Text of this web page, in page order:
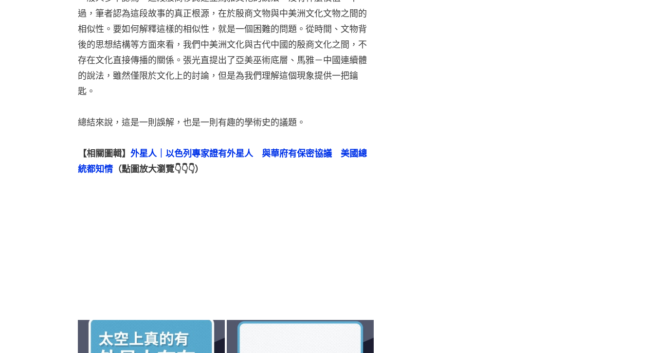
過，筆者認為這段故事的真正根源，在於殷商文物與中美洲文化文物之間的
相似性。要如何解釋這樣的相似性，就是一個困難的問題。從時間、文物背
後的思想結構等方面來看，我們中美洲文化與古代中國的殷商文化之間，不
存在文化直接傳播的關係。張光直提出了亞美巫術底層、馬雅－中國連續體
的說法，雖然僅限於文化上的討論，但是為我們理解這個現象提供一把鑰
匙。
總結來說，這是一則誤解，也是一則有趣的學術史的議題。
【相關圖輯】 外星人｜以色列專家證有外星人　與華府有保密協議　美國總
統都知情 （點圖放大瀏覽👇👇👇）